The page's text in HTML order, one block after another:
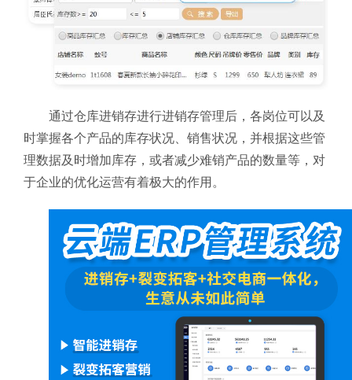
通过仓库进销存进行进销存管理后，各岗位可以及
时掌握各个产品的库存状况、销售状况，并根据这些管
理数据及时增加库存，或者减少难销产品的数量等，对
于企业的优化运营有着极大的作用。